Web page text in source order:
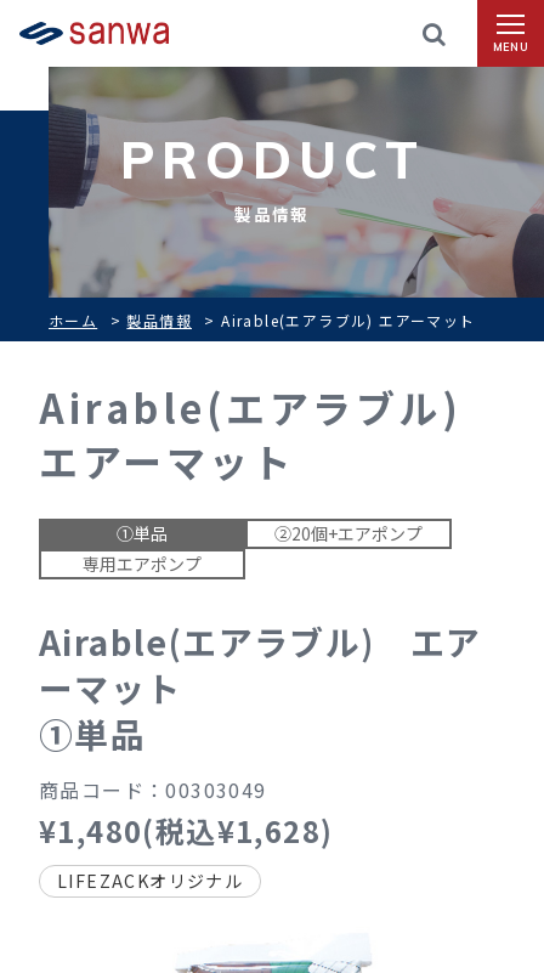
MENU
PRODUCT
製品情報
ホーム >製品情報 >Airable(エアラブル) エアーマット
Airable(エアラブル)
エアーマット
①単品
②20個+エアポンプ
専用エアポンプ
Airable(エアラブル) エア
ーマット
①単品
商品コード：00303049
¥1,480(税込¥1,628)
LIFEZACKオリジナル